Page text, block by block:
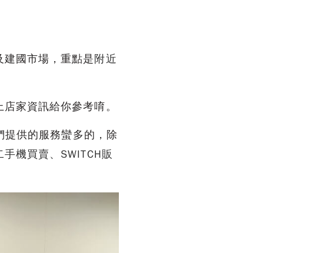
國市場，重點是附近
家資訊給你參考唷。
提供的服務蠻多的，除
機買賣、SWITCH販